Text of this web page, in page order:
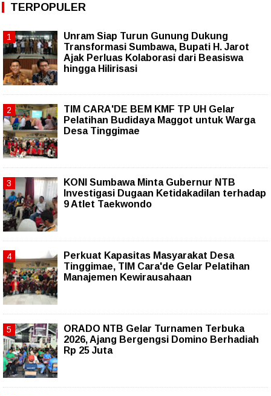
TERPOPULER
Unram Siap Turun Gunung Dukung
Transformasi Sumbawa, Bupati H. Jarot
Ajak Perluas Kolaborasi dari Beasiswa
hingga Hilirisasi
TIM CARA'DE BEM KMF TP UH Gelar
Pelatihan Budidaya Maggot untuk Warga
Desa Tinggimae
KONI Sumbawa Minta Gubernur NTB
Investigasi Dugaan Ketidakadilan terhadap
9 Atlet Taekwondo
Perkuat Kapasitas Masyarakat Desa
Tinggimae, TIM Cara'de Gelar Pelatihan
Manajemen Kewirausahaan
ORADO NTB Gelar Turnamen Terbuka
2026, Ajang Bergengsi Domino Berhadiah
Rp 25 Juta